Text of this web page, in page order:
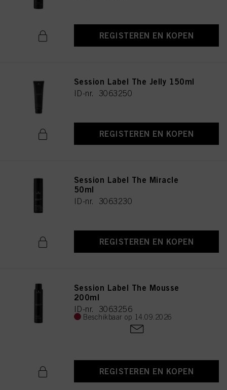
REGISTEREN EN KOPEN
Session Label The Jelly 150ml
ID-nr. 3063250
REGISTEREN EN KOPEN
Session Label The Miracle
50ml
ID-nr. 3063230
REGISTEREN EN KOPEN
Session Label The Mousse
200ml
ID-nr. 3063256
Beschikbaar op 14.09.2026
REGISTEREN EN KOPEN